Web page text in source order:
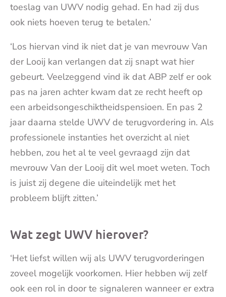
toeslag van UWV nodig gehad. En had zij dus
ook niets hoeven terug te betalen.’
‘Los hiervan vind ik niet dat je van mevrouw Van
der Looij kan verlangen dat zij snapt wat hier
gebeurt. Veelzeggend vind ik dat ABP zelf er ook
pas na jaren achter kwam dat ze recht heeft op
een arbeidsongeschiktheidspensioen. En pas 2
jaar daarna stelde UWV de terugvordering in. Als
professionele instanties het overzicht al niet
hebben, zou het al te veel gevraagd zijn dat
mevrouw Van der Looij dit wel moet weten. Toch
is juist zij degene die uiteindelijk met het
probleem blijft zitten.’
Wat zegt UWV hierover?
‘Het liefst willen wij als UWV terugvorderingen
zoveel mogelijk voorkomen. Hier hebben wij zelf
ook een rol in door te signaleren wanneer er extra